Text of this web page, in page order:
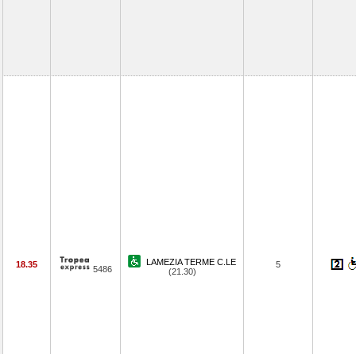
18.35 5486
LAMEZIA TERME C.LE
(21.30)
5